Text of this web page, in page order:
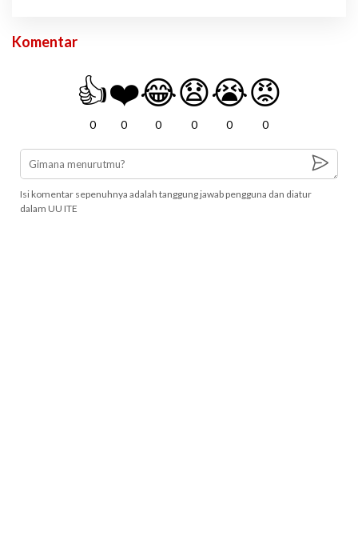
Komentar
👍
0
❤️
0
😂
0
😧
0
😭
0
😡
0
Isi komentar sepenuhnya adalah tanggung jawab pengguna dan diatur
dalam UU ITE